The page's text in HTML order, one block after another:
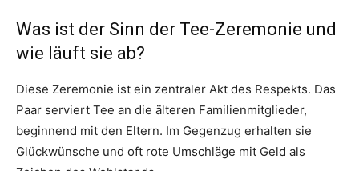
Was ist der Sinn der Tee-Zeremonie und
wie läuft sie ab?
Diese Zeremonie ist ein zentraler Akt des Respekts. Das
Paar serviert Tee an die älteren Familienmitglieder,
beginnend mit den Eltern. Im Gegenzug erhalten sie
Glückwünsche und oft rote Umschläge mit Geld als